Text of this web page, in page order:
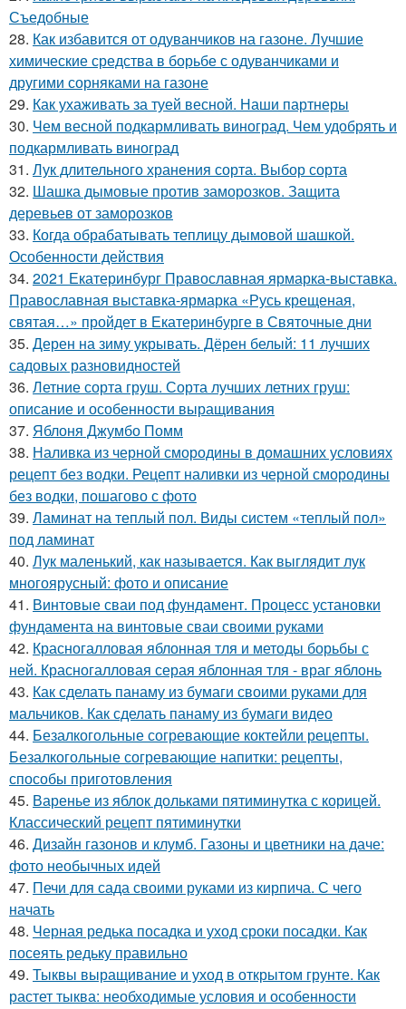
Съедобные
28. Как избавится от одуванчиков на газоне. Лучшие
химические средства в борьбе с одуванчиками и
другими сорняками на газоне
29. Как ухаживать за туей весной. Наши партнеры
30. Чем весной подкармливать виноград. Чем удобрять и
подкармливать виноград
31. Лук длительного хранения сорта. Выбор сорта
32. Шашка дымовые против заморозков. Защита
деревьев от заморозков
33. Когда обрабатывать теплицу дымовой шашкой.
Особенности действия
34. 2021 Екатеринбург Православная ярмарка-выставка.
Православная выставка-ярмарка «Русь крещеная,
святая…» пройдет в Екатеринбурге в Святочные дни
35. Дерен на зиму укрывать. Дёрен белый: 11 лучших
садовых разновидностей
36. Летние сорта груш. Сорта лучших летних груш:
описание и особенности выращивания
37. Яблоня Джумбо Помм
38. Наливка из черной смородины в домашних условиях
рецепт без водки. Рецепт наливки из черной смородины
без водки, пошагово с фото
39. Ламинат на теплый пол. Виды систем «теплый пол»
под ламинат
40. Лук маленький, как называется. Как выглядит лук
многоярусный: фото и описание
41. Винтовые сваи под фундамент. Процесс установки
фундамента на винтовые сваи своими руками
42. Красногалловая яблонная тля и методы борьбы с
ней. Красногалловая серая яблонная тля - враг яблонь
43. Как сделать панаму из бумаги своими руками для
мальчиков. Как сделать панаму из бумаги видео
44. Безалкогольные согревающие коктейли рецепты.
Безалкогольные согревающие напитки: рецепты,
способы приготовления
45. Варенье из яблок дольками пятиминутка с корицей.
Классический рецепт пятиминутки
46. Дизайн газонов и клумб. Газоны и цветники на даче:
фото необычных идей
47. Печи для сада своими руками из кирпича. С чего
начать
48. Черная редька посадка и уход сроки посадки. Как
посеять редьку правильно
49. Тыквы выращивание и уход в открытом грунте. Как
растет тыква: необходимые условия и особенности